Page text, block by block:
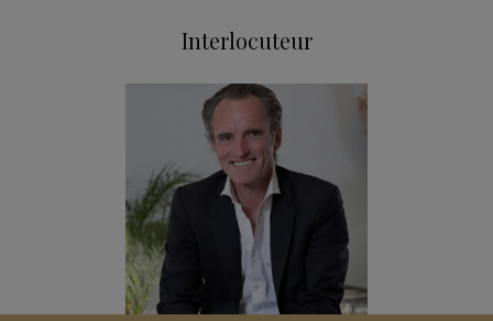
Interlocuteur